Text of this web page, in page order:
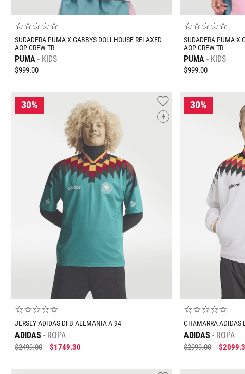
Tallas Ropa
5T 7T
AGREGAR AL CARRITO
☆☆☆☆☆
SUDADERA PUMA X GABBYS DOLLHOUSE RELAXED
AOP CREW TR
PUMA KIDS
$999.00
☆☆☆☆☆
SUDADERA PUMA X
AOP CREW TR
PUMA KIDS
$999.00
+
☆☆☆☆☆
JERSEY ADIDAS DFB ALEMANIA A 94
ADIDAS ROPA
$2499.00 $1749.30
☆☆☆☆☆
CHAMARRA ADIDAS
ADIDAS ROPA
$2999.00 $2099.